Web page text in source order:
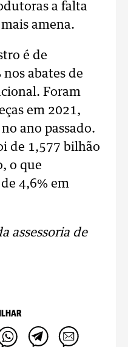
a falta
amena.
é de
abates de
Foram
em 2021,
ano passado.
de 1,577 bilhão
o que
4,6% em
assessoria de